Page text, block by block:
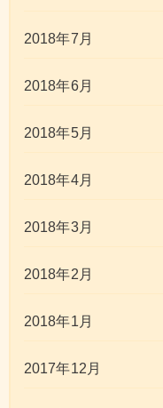
2018年7月
2018年6月
2018年5月
2018年4月
2018年3月
2018年2月
2018年1月
2017年12月